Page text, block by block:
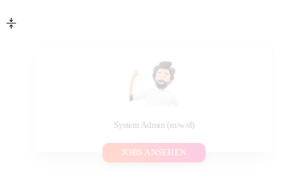
System Admin (m/w/d)
JOBS ANSEHEN